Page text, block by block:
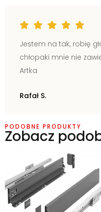
Jestem na tak, robię
chłopaki mnie nie
Artka
Rafał S.
PODOBNE PRODUKTY
Zobacz